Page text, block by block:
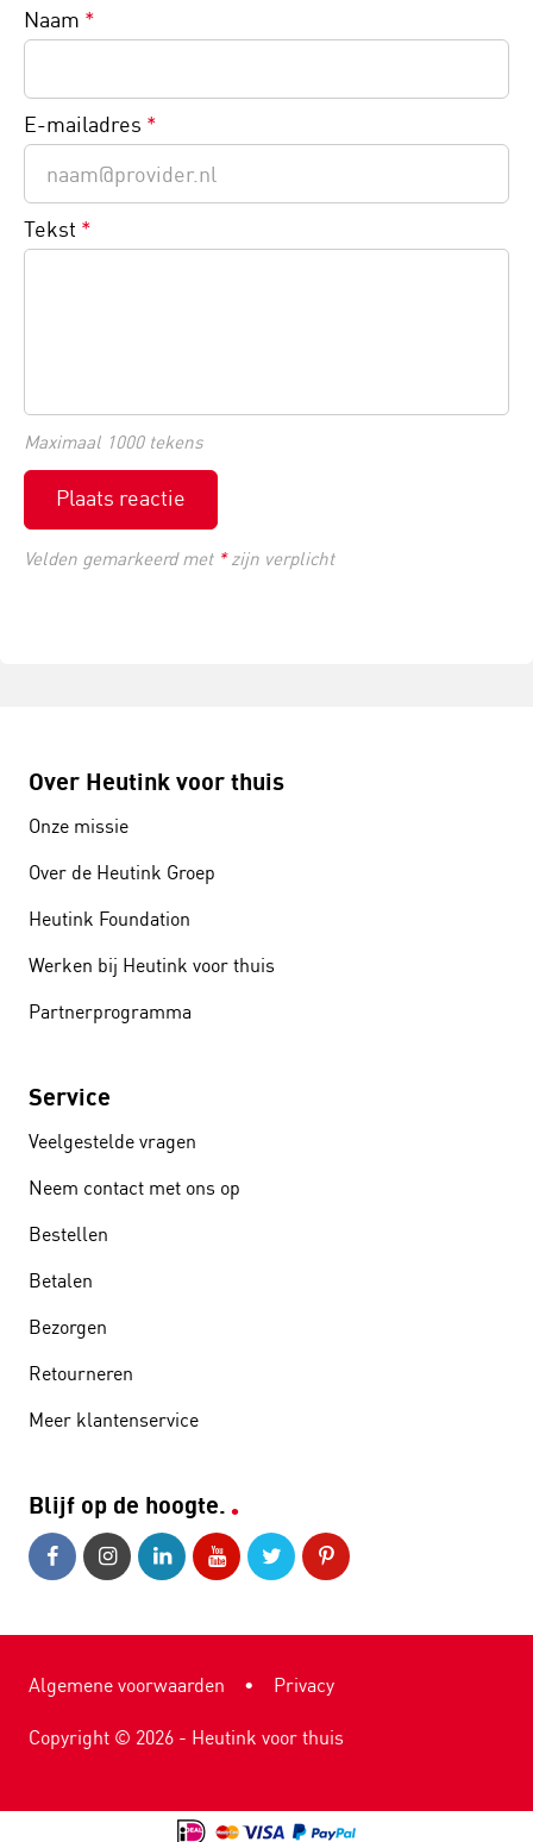
Naam *
E-mailadres *
Tekst *
Maximaal 1000 tekens
Plaats reactie
Velden gemarkeerd met *zijn verplicht
Over Heutink voor thuis
Onze missie
Over de Heutink Groep
Heutink Foundation
Werken bij Heutink voor thuis
Partnerprogramma
Service
Veelgestelde vragen
Neem contact met ons op
Bestellen
Betalen
Bezorgen
Retourneren
Meer klantenservice
Blijf op de hoogte.
Algemene voorwaarden • Privacy
Copyright © 2026 - Heutink voor thuis